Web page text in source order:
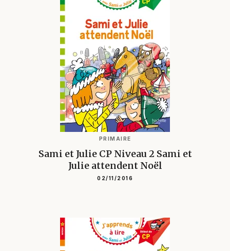
PRIMAIRE
Sami et Julie CP Niveau 2 Sami et
Julie attendent Noël
02/11/2016